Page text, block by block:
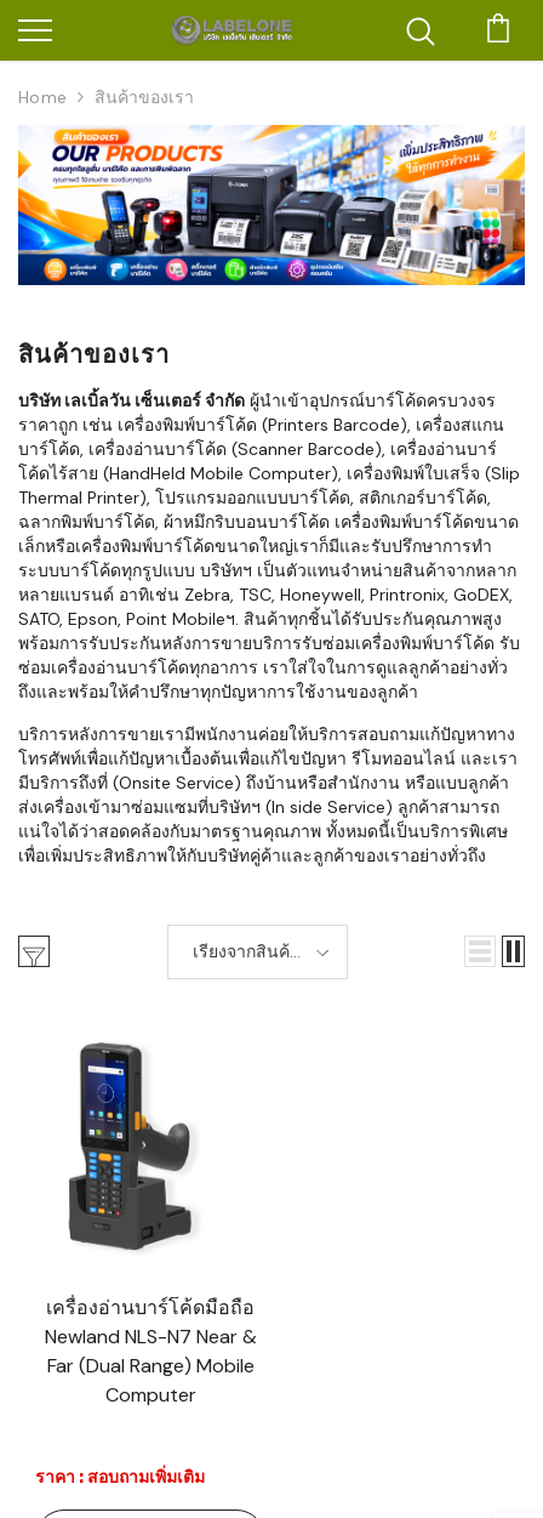
Home สินค้าของเรา
สินค้าของเรา
บริษัท เลเบิ้ลวัน เซ็นเตอร์ จำกัด ผู้นำเข้าอุปกรณ์บาร์โค้ดครบวงจร
ราคาถูก เช่น เครื่องพิมพ์บาร์โค้ด (Printers Barcode), เครื่องสแกน
บาร์โค้ด, เครื่องอ่านบาร์โค้ด (Scanner Barcode), เครื่องอ่านบาร์
โค้ดไร้สาย (HandHeld Mobile Computer), เครื่องพิมพ์ใบเสร็จ (Slip
Thermal Printer), โปรแกรมออกแบบบาร์โค้ด, สติกเกอร์บาร์โค้ด,
ฉลากพิมพ์บาร์โค้ด, ผ้าหมึกริบบอนบาร์โค้ด เครื่องพิมพ์บาร์โค้ดขนาด
เล็กหรือเครื่องพิมพ์บาร์โค้ดขนาดใหญ่เราก็มีและรับปรึกษาการทำ
ระบบบาร์โค้ดทุกรูปแบบ บริษัทฯ เป็นตัวแทนจำหน่ายสินค้าจากหลาก
หลายแบรนด์ อาทิเช่น Zebra, TSC, Honeywell, Printronix, GoDEX,
SATO, Epson, Point Mobileฯ. สินค้าทุกชิ้นได้รับประกันคุณภาพสูง
พร้อมการรับประกันหลังการขายบริการรับซ่อมเครื่องพิมพ์บาร์โค้ด รับ
ซ่อมเครื่องอ่านบาร์โค้ดทุกอาการ เราใส่ใจในการดูแลลูกค้าอย่างทั่ว
ถึงและพร้อมให้คำปรึกษาทุกปัญหาการใช้งานของลูกค้า
บริการหลังการขายเรามีพนักงานค่อยให้บริการสอบถามแก้ปัญหาทาง
โทรศัพท์เพื่อแก้ปัญหาเบื้องต้นเพื่อแก้ไขปัญหา รีโมทออนไลน์ และเรา
มีบริการถึงที่ (Onsite Service) ถึงบ้านหรือสำนักงาน หรือแบบลูกค้า
ส่งเครื่องเข้ามาซ่อมแซมที่บริษัทฯ (In side Service) ลูกค้าสามารถ
แน่ใจได้ว่าสอดคล้องกับมาตรฐานคุณภาพ ทั้งหมดนี้เป็นบริการพิเศษ
เพื่อเพิ่มประสิทธิภาพให้กับบริษัทคู่ค้าและลูกค้าของเราอย่างทั่วถึง
เรียงจากสินค้า
ใหม่-เก่า
เครื่องอ่านบาร์โค้ดมือถือ
Newland NLS-N7 Near &
Far (Dual Range) Mobile
Computer
ราคา : สอบถามเพิ่มเติม